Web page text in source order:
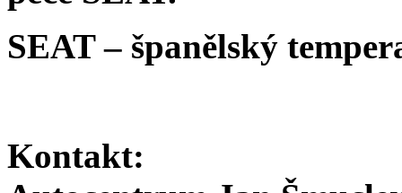
SEAT – španělský
Kontakt: